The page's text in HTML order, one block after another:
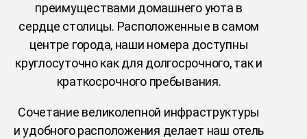
преимуществами домашнего уюта в
сердце столицы. Расположенные в самом
центре города, наши номера доступны
круглосуточно как для долгосрочного, так и
краткосрочного пребывания.
Сочетание великолепной инфраструктуры
и удобного расположения делает наш отель